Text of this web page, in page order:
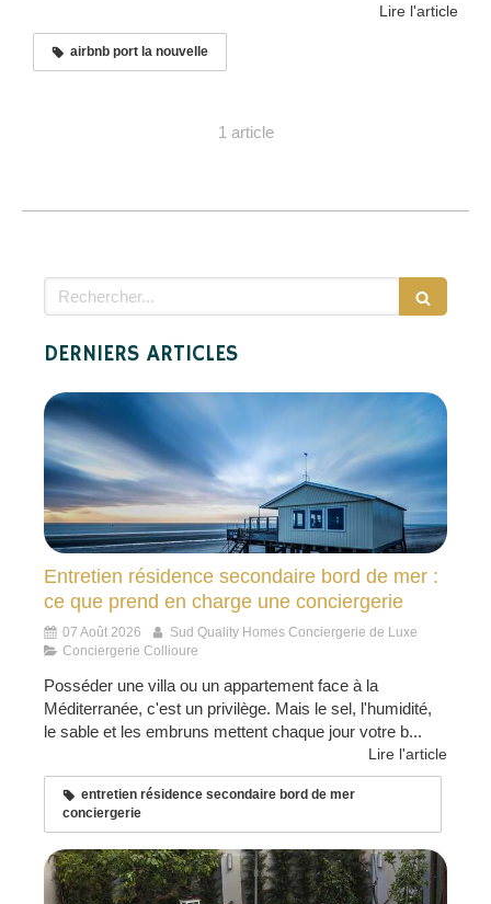
Lire l'article
airbnb port la nouvelle
1 article
Rechercher
DERNIERS ARTICLES
Entretien résidence secondaire bord de mer :
ce que prend en charge une conciergerie
07 Août 2026
Sud Quality Homes Conciergerie de Luxe
Conciergerie Collioure
Posséder une villa ou un appartement face à la
Méditerranée, c'est un privilège. Mais le sel, l'humidité,
le sable et les embruns mettent chaque jour votre b...
Lire l'article
entretien résidence secondaire bord de mer
conciergerie